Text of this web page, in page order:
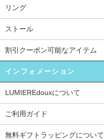
リング
ストール
割引クーポン可能なアイテム
インフォメーション
LUMIEREdouxについて
ご利用ガイド
無料ギフトラッピングについて